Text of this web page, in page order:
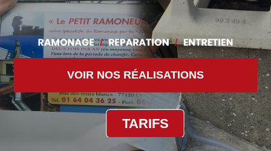
VOIR NOS RÉALISATIONS
TARIFS